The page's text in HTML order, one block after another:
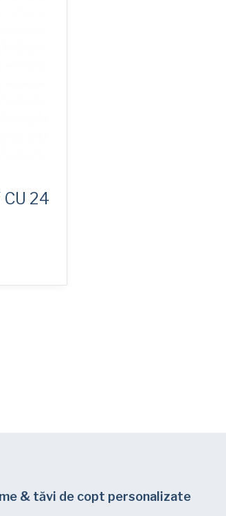
CU 24
& tăvi de copt personalizate